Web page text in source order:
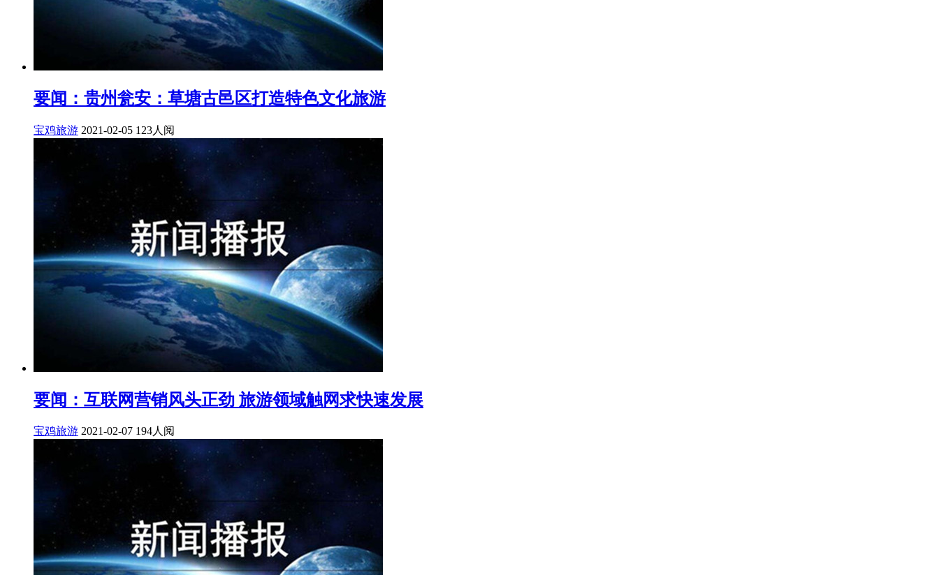
要闻：贵州瓮安：草塘古邑区打造特色文化旅游
宝鸡旅游 2021-02-05 123人阅
要闻：互联网营销风头正劲 旅游领域触网求快速发展
宝鸡旅游 2021-02-07 194人阅